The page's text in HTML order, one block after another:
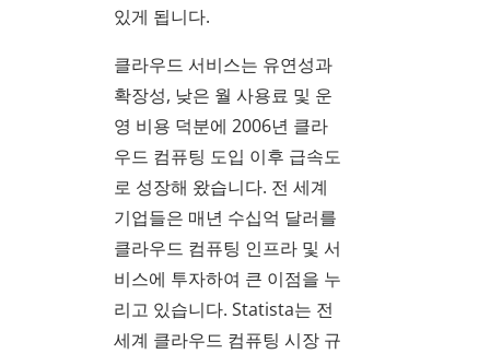
있게 됩니다.
클라우드 서비스는 유연성과
확장성, 낮은 월 사용료 및 운
영 비용 덕분에 2006년 클라
우드 컴퓨팅 도입 이후 급속도
로 성장해 왔습니다. 전 세계
기업들은 매년 수십억 달러를
클라우드 컴퓨팅 인프라 및 서
비스에 투자하여 큰 이점을 누
리고 있습니다. Statista는 전
세계 클라우드 컴퓨팅 시장 규